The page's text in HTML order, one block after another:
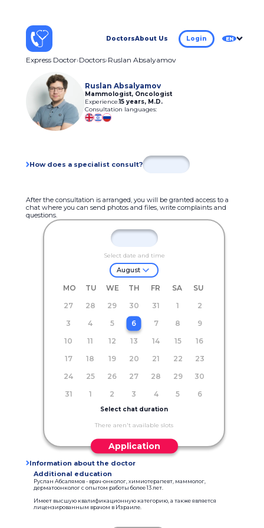
DoctorsAbout Us Login EN
Express Doctor Doctors Ruslan Absalyamov
Ruslan Absalyamov
Mammologist, Oncologist
Experience:15 years, M.D.
Consultation languages:
How does a specialist consult?
After the consultation is arranged, you will be granted access to a
chat where you can send photos and files, write complaints and
questions.
Select date and time
August
MO TU WE TH FR SA
SU
27
28 29 30 31 1
2
3
4 5 6 7 8
9
10
11 12 13 14 15
16
17
18 19 20 21 22
23
24
25 26 27 28 29
30
31
1 2 3 4 5 6
Select chat duration
There aren't available slots
Application
Information about the doctor
Additional education
Руслан Абсалямов - врач-онколог, химиотерапевт, маммолог,
дерматоонколог с опытом работы более 13 лет.
Имеет высшую квалификационную категорию, а также является
лицензированным врачом в Израиле.